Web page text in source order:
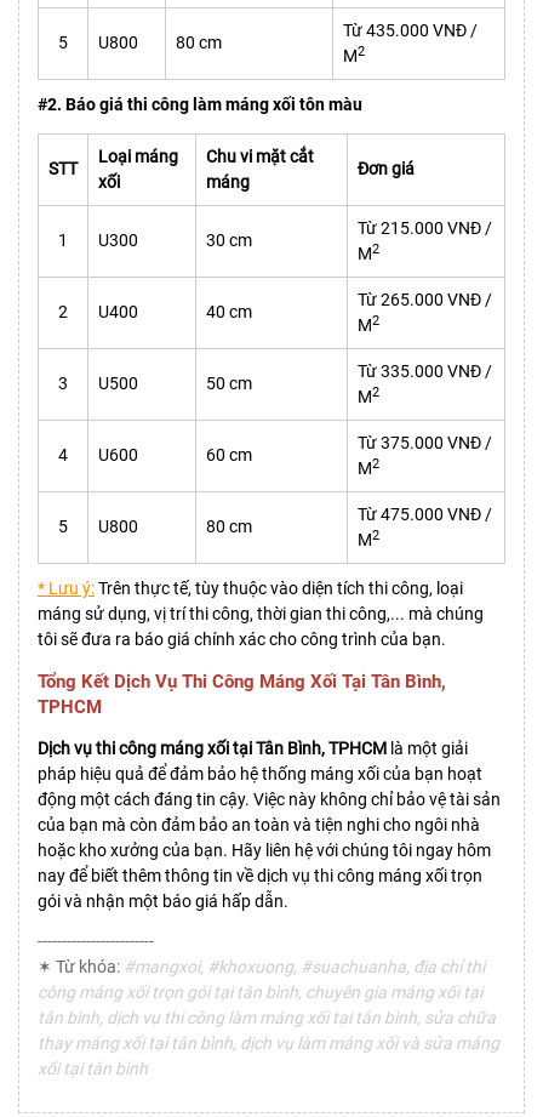
5 U800 80 cm
Từ 435.000 VNĐ /
M2
#2. Báo giá thi công làm máng xối tôn màu
STT
Loại máng
xối
Chu vi mặt cắt
máng
Đơn giá
1 U300 30 cm
Từ 215.000 VNĐ /
M2
2 U400 40 cm
Từ265.000 VNĐ /
M2
3 U500 50 cm
Từ 335.000 VNĐ /
M2
4 U600 60 cm
Từ 375.000 VNĐ /
M2
5 U800 80 cm
Từ 475.000 VNĐ /
M2
* Lưu ý:Trên thực tế, tùy thuộc vào diện tích thi công, loại
máng sử dụng, vị trí thi công, thời gian thi công,... mà chúng
tôi sẽ đưa ra báo giá chính xác cho công trình của bạn.
Tổng Kết Dịch Vụ Thi Công Máng Xối Tại Tân Bình,
TPHCM
Dịch vụ thi công máng xối tại Tân Bình, TPHCM là một giải
pháp hiệu quả để đảm bảo hệ thống máng xối của bạn hoạt
động một cách đáng tin cậy. Việc này không chỉ bảo vệ tài sản
của bạn mà còn đảm bảo an toàn và tiện nghi cho ngôi nhà
hoặc kho xưởng của bạn. Hãy liên hệ với chúng tôi ngay hôm
nay để biết thêm thông tin về dịch vụ thi công máng xối trọn
gói và nhận một báo giá hấp dẫn.
------------------------
✶ Từ khóa: #mangxoi, #khoxuong, #suachuanha, địa chỉ thi
công máng xối trọn gói tại tân bình, chuyên gia máng xối tại
tân bình, dịch vụ thi công làm máng xối tại tân bình, sửa chữa
thay máng xối tại tân bình, dịch vụ làm máng xối và sửa máng
xối tại tân bình